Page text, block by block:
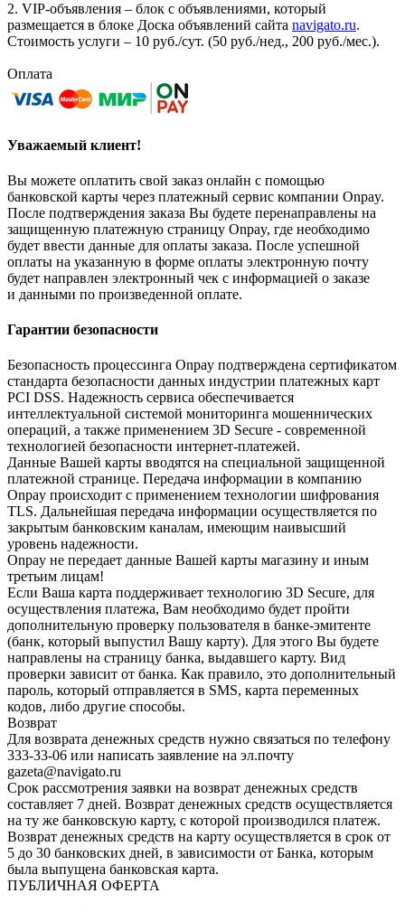
2. VIP-объявления – блок с объявлениями, который
размещается в блоке Доска объявлений сайта navigato.ru.
Стоимость услуги – 10 руб./сут. (50 руб./нед., 200 руб./мес.).
Оплата
Уважаемый клиент!
Вы можете оплатить свой заказ онлайн с помощью
банковской карты через платежный сервис компании Onpay.
После подтверждения заказа Вы будете перенаправлены на
защищенную платежную страницу Onpay, где необходимо
будет ввести данные для оплаты заказа. После успешной
оплаты на указанную в форме оплаты электронную почту
будет направлен электронный чек с информацией о заказе
и данными по произведенной оплате.
Гарантии безопасности
Безопасность процессинга Onpay подтверждена сертификатом
стандарта безопасности данных индустрии платежных карт
PCI DSS. Надежность сервиса обеспечивается
интеллектуальной системой мониторинга мошеннических
операций, а также применением 3D Secure - современной
технологией безопасности интернет-платежей.
Данные Вашей карты вводятся на специальной защищенной
платежной странице. Передача информации в компанию
Onpay происходит с применением технологии шифрования
TLS. Дальнейшая передача информации осуществляется по
закрытым банковским каналам, имеющим наивысший
уровень надежности.
Onpay не передает данные Вашей карты магазину и иным
третьим лицам!
Если Ваша карта поддерживает технологию 3D Secure, для
осуществления платежа, Вам необходимо будет пройти
дополнительную проверку пользователя в банке-эмитенте
(банк, который выпустил Вашу карту). Для этого Вы будете
направлены на страницу банка, выдавшего карту. Вид
проверки зависит от банка. Как правило, это дополнительный
пароль, который отправляется в SMS, карта переменных
кодов, либо другие способы.
Возврат
Для возврата денежных средств нужно связаться по телефону
333-33-06 или написать заявление на эл.почту
gazeta@navigato.ru
Срок рассмотрения заявки на возврат денежных средств
составляет 7 дней. Возврат денежных средств осуществляется
на ту же банковскую карту, с которой производился платеж.
Возврат денежных средств на карту осуществляется в срок от
5 до 30 банковских дней, в зависимости от Банка, которым
была выпущена банковская карта.
ПУБЛИЧНАЯ ОФЕРТА